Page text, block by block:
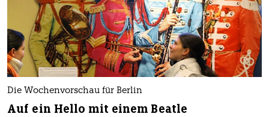
Die Wochenvorschau für Berlin
Auf ein Hello mit einem Beatle